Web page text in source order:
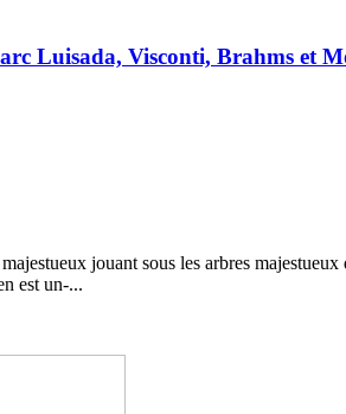
Luisada, Visconti, Brahms et
jouant sous les arbres
est un-...